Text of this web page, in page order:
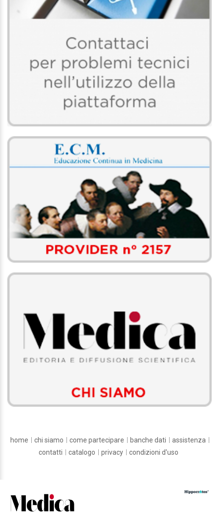
home chi siamo come partecipare banche dati
assistenza
contatti
catalogo privacy condizioni d'uso